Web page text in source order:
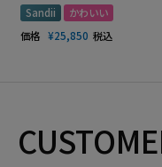
Sandii
かわいい
価格 ¥25,850 税込